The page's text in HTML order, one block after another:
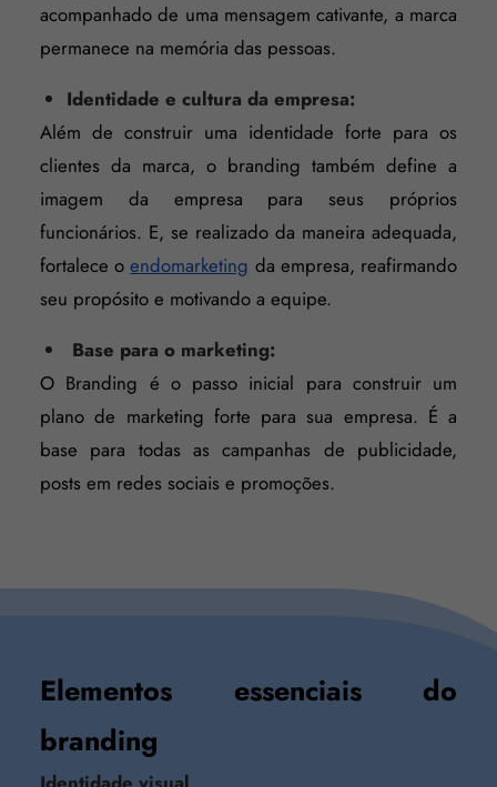
acompanhado de uma mensagem cativante, a marca
permanece na memória das pessoas.
Identidade e cultura da empresa:
Além de construir uma identidade forte para os
clientes da marca, o branding também define a
imagem da empresa para seus próprios
funcionários. E, se realizado da maneira adequada,
fortalece oendomarketing da empresa, reafirmando
seu propósito e motivando a equipe.
Base para o marketing:
O Branding é o passo inicial para construir um
plano de marketing forte para sua empresa. É a
base para todas as campanhas de publicidade,
posts em redes sociais e promoções.
Elementos essenciais do
branding